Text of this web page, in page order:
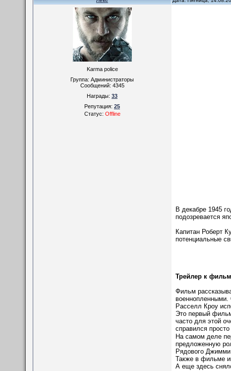
Karma police
Группа: Администраторы
Сообщений:4345
Награды:33
Репутация:25
Статус:Offline
В декабре 1945
подозревается
Капитан Роберт
потенциальные
Трейлер к
Фильм
военнопленными.
Расселл Кроу
Это первый
часто для этой
справился
На самом деле
предложенную
Рядового
Также в фильме
А еще здесь